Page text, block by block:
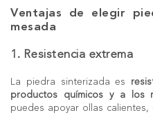
Ventajas de elegir
mesada
1. Resistencia extrema
La piedra sinterizada es
productos químicos y a los
puedes apoyar ollas